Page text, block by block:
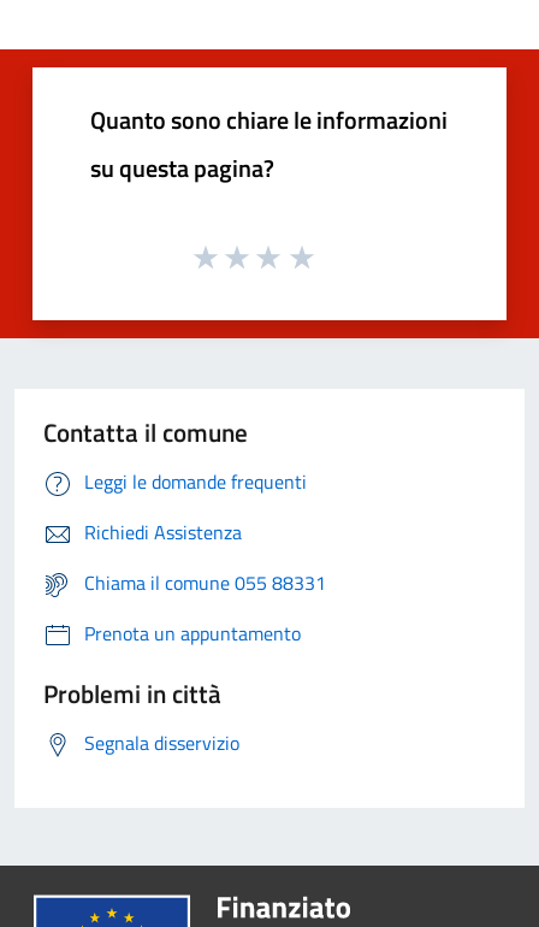
Quanto sono chiare le informazioni
su questa pagina?
Contatta il comune
Leggi le domande frequenti
Richiedi Assistenza
Chiama il comune 055 88331
Prenota un appuntamento
Problemi in città
Segnala disservizio